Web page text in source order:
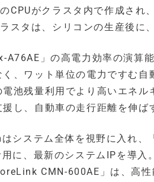
CPUがクラスタ内で作成され
スタは、シリコンの生産後に
A76AE」の高電力効率の演算
く、ワット単位の電力ですむ
電池残量利用でより高いエネ
し、自動車の走行距離を伸ば
システム全体を視野に入れ
用に、最新のシステムIPを導
CMN-600AE」は、高